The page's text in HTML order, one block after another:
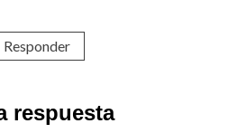
Responder
respuesta